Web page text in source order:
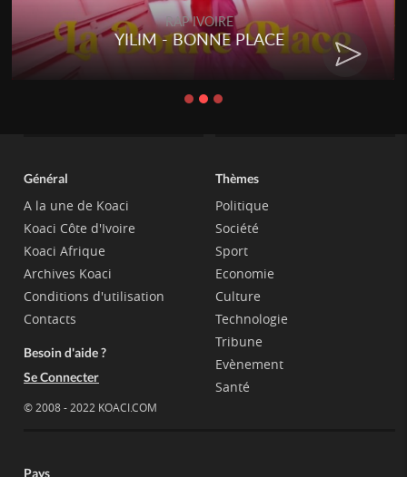
RAP IVOIRE
YILIM - BONNE PLACE
Général
A la une de Koaci
Koaci Côte d'Ivoire
Koaci Afrique
Archives Koaci
Conditions d'utilisation
Contacts
Besoin d'aide ?
Se Connecter
© 2008 - 2022 KOACI.COM
Thèmes
Politique
Société
Sport
Economie
Culture
Technologie
Tribune
Evènement
Santé
Pays